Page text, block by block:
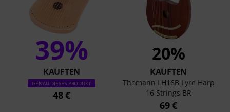
39%
KAUFTEN
GENAU DIESES PRODUKT
48 €
20%
KAUFTEN
Thomann LH16B Lyre Harp
16 Strings BR
69 €